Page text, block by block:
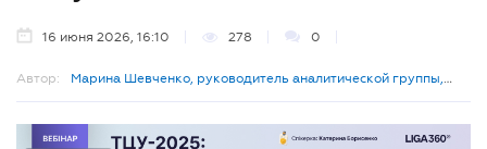
16 июня 2026, 16:10 278 0
Автор:
Марина Шевченко, руководитель аналитической группы,
LIGA360